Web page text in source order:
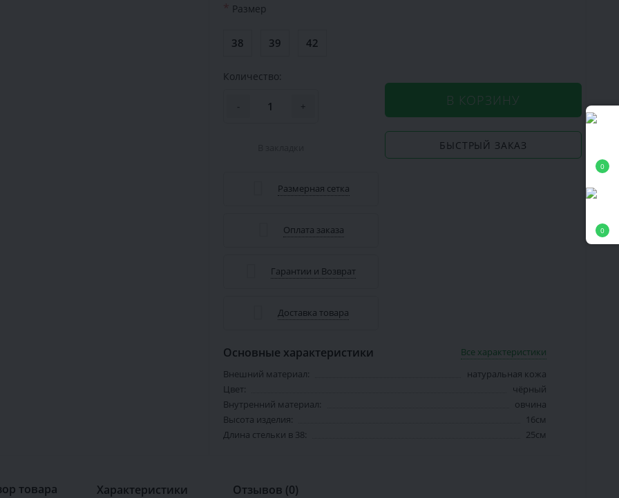
0
0
* Размер
38 39 42
Количество:
- + В КОРЗИНУ
БЫСТРЫЙ ЗАКАЗ
Размерная сетка
Оплата заказа
Гарантии и Возврат
Доставка товара
Основные характеристики
Все характеристики
Внешний материал:
натуральная кожа
Цвет:
чёрный
Внутренний материал:
овчина
Высота изделия:
16см
Длина стельки в 38:
25см
товара Характеристики Отзывов (0)